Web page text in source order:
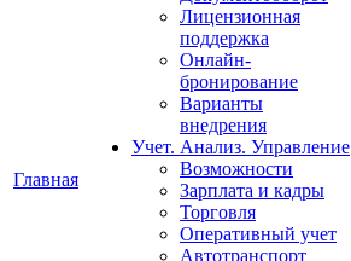
Главная
Лицензионная
поддержка
Онлайн-
бронирование
Варианты
внедрения
Учет. Анализ. Управление
Возможности
Зарплата и кадры
Торговля
Оперативный учет
Автотранспорт